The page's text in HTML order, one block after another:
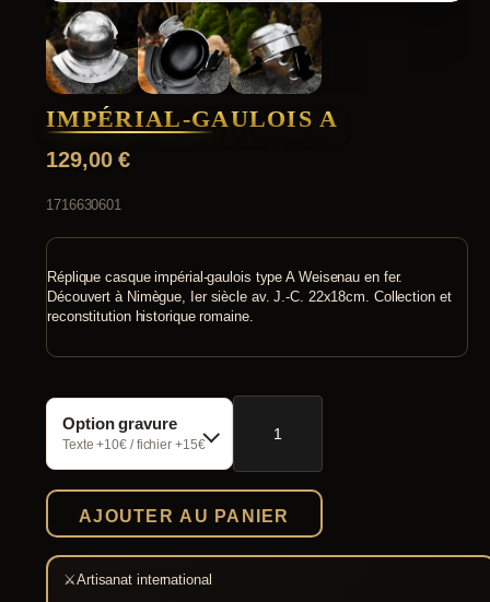
IMPÉRIAL-GAULOIS A
129,00€
1716630601
Réplique casque impérial-gaulois type A Weisenau en fer.
Découvert à Nimègue, Ier siècle av. J.-C. 22x18cm. Collection et
reconstitution historique romaine.
Option gravure
Texte +10€ / fichier +15€
quantité
Impérial-
gaulois
AJOUTER AU PANIER
⚔Artisanat international